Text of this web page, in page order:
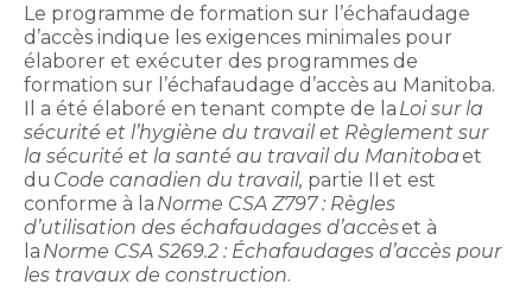
Le programme de formation sur l’échafaudage
d’accès indique les exigences minimales pour
élaborer et exécuter des programmes de
formation sur l’échafaudage d’accès au Manitoba.
Il a été élaboré en tenant compte de la Loi sur la
sécurité et l’hygiène du travail et Règlement sur
la sécurité et la santé au travail du Manitobaet
du Code canadien du travail, partie II et est
conforme à la Norme CSA Z797 : Règles
d’utilisation des échafaudages d’accèset à
la Norme CSA S269.2 : Échafaudages d’accès pour
les travaux de construction.